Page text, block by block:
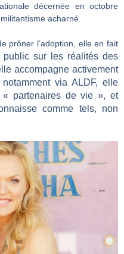
décernée en octobre
acharné.
prôner l’adoption, elle en fait
sur les réalités des
lle accompagne activement
via ALDF, e lle
« partenaires de vie », et
comme tels, non